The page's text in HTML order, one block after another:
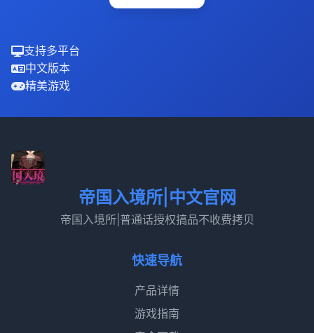
支持多平台
中文版本
精美游戏
帝国入境所|中文官网
帝国入境所|普通话授权搞品不收费拷贝
快速导航
产品详情
游戏指南